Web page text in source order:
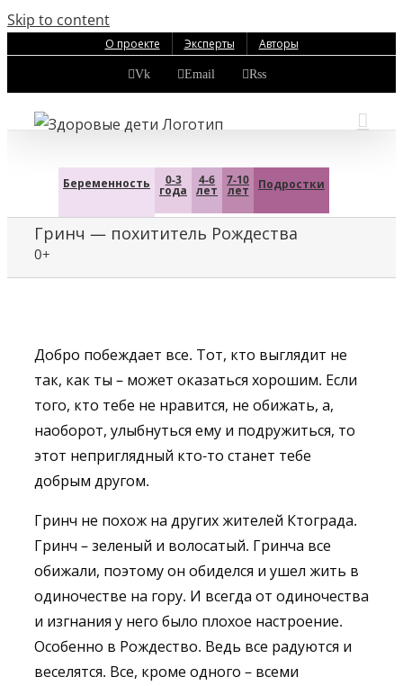
Skip to content
О проекте Эксперты Авторы
Vk Email Rss
Беременность 0-3
года
4-6
лет
7-10
лет Подростки
Гринч — похититель Рождества
0+
Добро побеждает все. Тот, кто выглядит не
так, как ты – может оказаться хорошим. Если
того, кто тебе не нравится, не обижать, а,
наоборот, улыбнуться ему и подружиться, то
этот неприглядный кто-то станет тебе
добрым другом.
Гринч не похож на других жителей Ктограда.
Гринч – зеленый и волосатый. Гринча все
обижали, поэтому он обиделся и ушел жить в
одиночестве на гору. И всегда от одиночества
и изгнания у него было плохое настроение.
Особенно в Рождество. Ведь все радуются и
веселятся. Все, кроме одного – всеми